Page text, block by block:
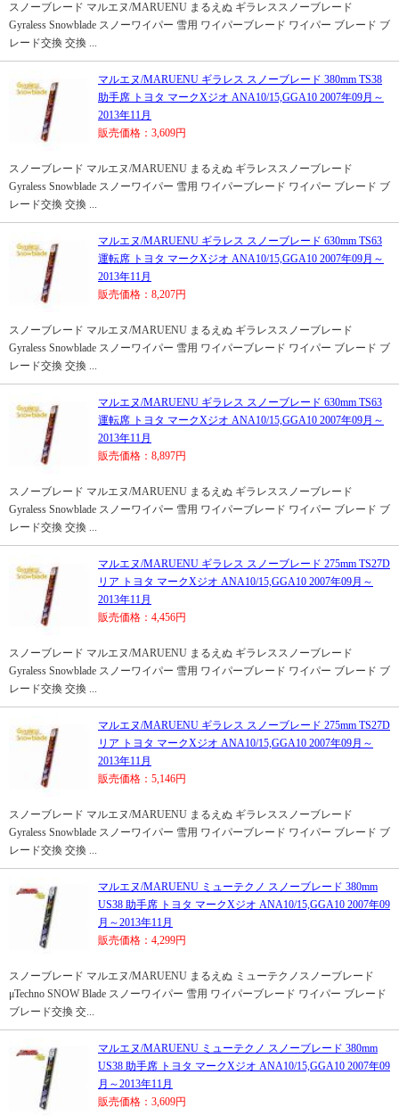
スノーブレード マルエヌ/MARUENU まるえぬ ギラレススノーブレード
Gyraless Snowblade スノーワイパー 雪用 ワイパーブレード ワイパー ブレード ブ
レード交換 交換 ...
マルエヌ/MARUENU ギラレス スノーブレード 380mm TS38
助手席 トヨタ マークXジオ ANA10/15,GGA10 2007年09月～
2013年11月
販売価格：3,609円
スノーブレード マルエヌ/MARUENU まるえぬ ギラレススノーブレード
Gyraless Snowblade スノーワイパー 雪用 ワイパーブレード ワイパー ブレード ブ
レード交換 交換 ...
マルエヌ/MARUENU ギラレス スノーブレード 630mm TS63
運転席 トヨタ マークXジオ ANA10/15,GGA10 2007年09月～
2013年11月
販売価格：8,207円
スノーブレード マルエヌ/MARUENU まるえぬ ギラレススノーブレード
Gyraless Snowblade スノーワイパー 雪用 ワイパーブレード ワイパー ブレード ブ
レード交換 交換 ...
マルエヌ/MARUENU ギラレス スノーブレード 630mm TS63
運転席 トヨタ マークXジオ ANA10/15,GGA10 2007年09月～
2013年11月
販売価格：8,897円
スノーブレード マルエヌ/MARUENU まるえぬ ギラレススノーブレード
Gyraless Snowblade スノーワイパー 雪用 ワイパーブレード ワイパー ブレード ブ
レード交換 交換 ...
マルエヌ/MARUENU ギラレス スノーブレード 275mm TS27D
リア トヨタ マークXジオ ANA10/15,GGA10 2007年09月～
2013年11月
販売価格：4,456円
スノーブレード マルエヌ/MARUENU まるえぬ ギラレススノーブレード
Gyraless Snowblade スノーワイパー 雪用 ワイパーブレード ワイパー ブレード ブ
レード交換 交換 ...
マルエヌ/MARUENU ギラレス スノーブレード 275mm TS27D
リア トヨタ マークXジオ ANA10/15,GGA10 2007年09月～
2013年11月
販売価格：5,146円
スノーブレード マルエヌ/MARUENU まるえぬ ギラレススノーブレード
Gyraless Snowblade スノーワイパー 雪用 ワイパーブレード ワイパー ブレード ブ
レード交換 交換 ...
マルエヌ/MARUENU ミューテクノ スノーブレード 380mm
US38 助手席 トヨタ マークXジオ ANA10/15,GGA10 2007年09
月～2013年11月
販売価格：4,299円
スノーブレード マルエヌ/MARUENU まるえぬ ミューテクノスノーブレード
μTechno SNOW Blade スノーワイパー 雪用 ワイパーブレード ワイパー ブレード
ブレード交換 交...
マルエヌ/MARUENU ミューテクノ スノーブレード 380mm
US38 助手席 トヨタ マークXジオ ANA10/15,GGA10 2007年09
月～2013年11月
販売価格：3,609円